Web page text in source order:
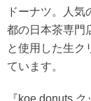
ドーナツ。人
都の日本茶専門
と使用した生ク
ています。
『koe donuts